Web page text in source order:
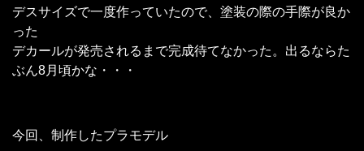
デスサイズで一度作っていたので、塗装の際の手際が良か
った
デカールが発売されるまで完成待てなかった。出るならた
ぶん8月頃かな・・・
今回、制作したプラモデル